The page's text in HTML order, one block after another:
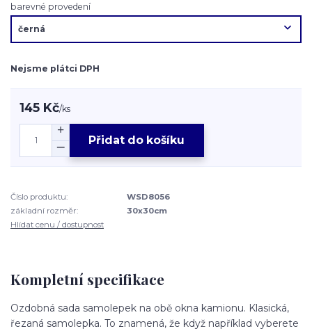
barevné provedení
Nejsme plátci DPH
145 Kč/ks
Přidat do košíku
Číslo produktu:
WSD8056
základní rozměr:
30x30cm
Hlídat cenu / dostupnost
Kompletní specifikace
Ozdobná sada samolepek na obě okna kamionu. Klasická,
řezaná samolepka. To znamená, že když například vyberete